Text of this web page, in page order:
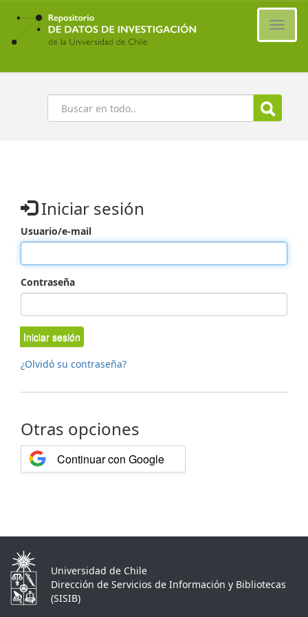
Ir
contenido
principal
Buscar
Iniciar sesión
Usuario/e-mail
Contraseña
Iniciar sesión
¿Olvidó su contraseña?
Otras opciones
Continuar con Google
Universidad de Chile
Dirección de Servicios de Información y Bibliotecas
(SISIB)